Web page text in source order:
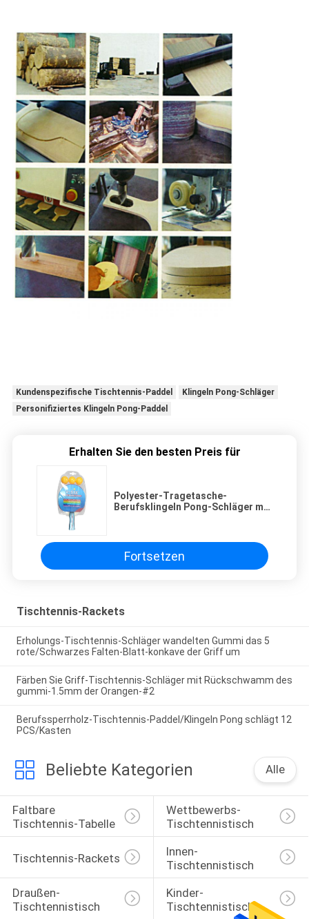
Kundenspezifische Tischtennis-Paddel
Klingeln Pong-Schläger
Personifiziertes Klingeln Pong-Paddel
Erhalten Sie den besten Preis für
Polyester-Tragetasche-
Berufsklingeln Pong-Schläger mit
Fortsetzen
Tischtennis-Rackets
Erholungs-Tischtennis-Schläger wandelten Gummi das 5
rote/Schwarzes Falten-Blatt-konkave der Griff um
Färben Sie Griff-Tischtennis-Schläger mit Rückschwamm des
gummi-1.5mm der Orangen-#2
Berufssperrholz-Tischtennis-Paddel/Klingeln Pong schlägt 12
PCS/Kasten
Beliebte Kategorien Alle
Faltbare
Tischtennis-Tabelle
Wettbewerbs-
Tischtennistisch
Tischtennis-Rackets
Innen-
Tischtennistisch
Draußen-
Tischtennistisch
Kinder-
Tischtennistisch